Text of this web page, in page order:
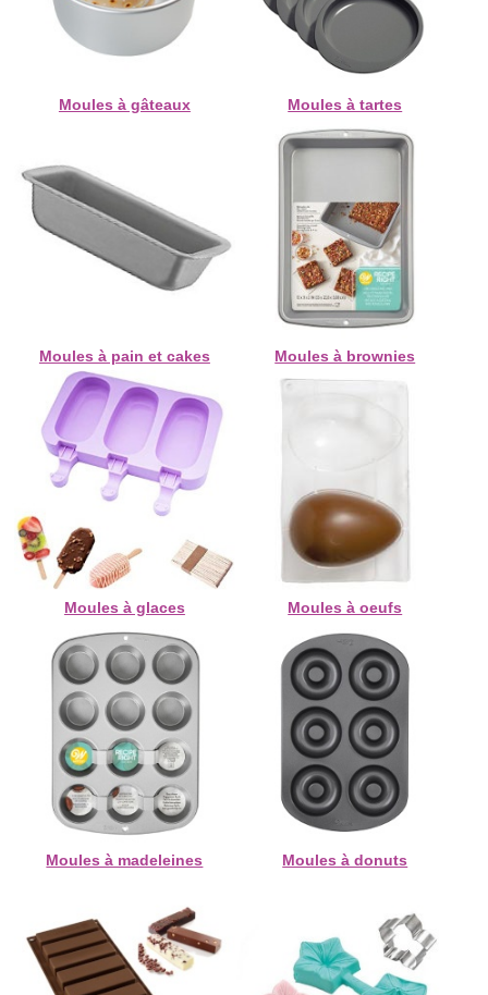
Moules à gâteaux Moules à tartes
Moules à pain et cakes Moules à brownies
Moules à glaces Moules à oeufs
Moules à madeleines Moules à donuts